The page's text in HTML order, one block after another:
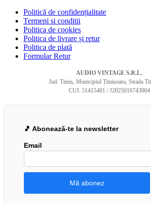
Politică de confidențialitate
Termeni si conditii
Politica de cookies
Politica de livrare și retur
Politica de plată
Formular Retur
AUDIO VINTAGE S.R.L.
Jud. Timiș, Municipiul Timișoara, Strada
CUI: 51415401 / J2025016743004
🎵 Abonează-te la newsletter
Email